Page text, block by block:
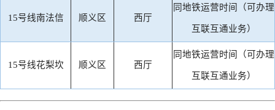
15号线南法信 顺义区 西厅
同地铁运营时间（可办理
互联互通业务）
15号线花梨坎 顺义区 西厅
同地铁运营时间（可办理
互联互通业务）